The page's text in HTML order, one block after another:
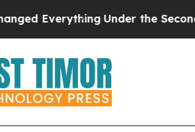
Under the Second Trump